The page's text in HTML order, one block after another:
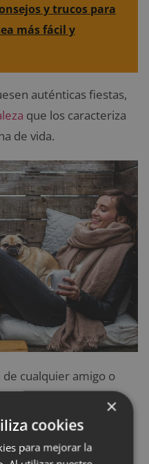
y trucos para
más fácil y
auténticas fiestas,
que los caracteriza
de vida.
de cualquier amigo o
suelen invitar a sus
comida, viaje o
×
cookies
para mejorar la